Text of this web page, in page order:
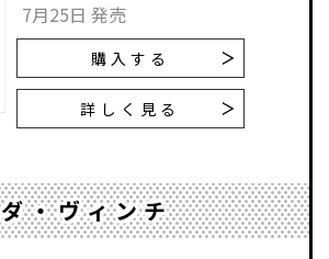
7月25日 発売
購入する
詳しく見る
ダ・ヴィンチ